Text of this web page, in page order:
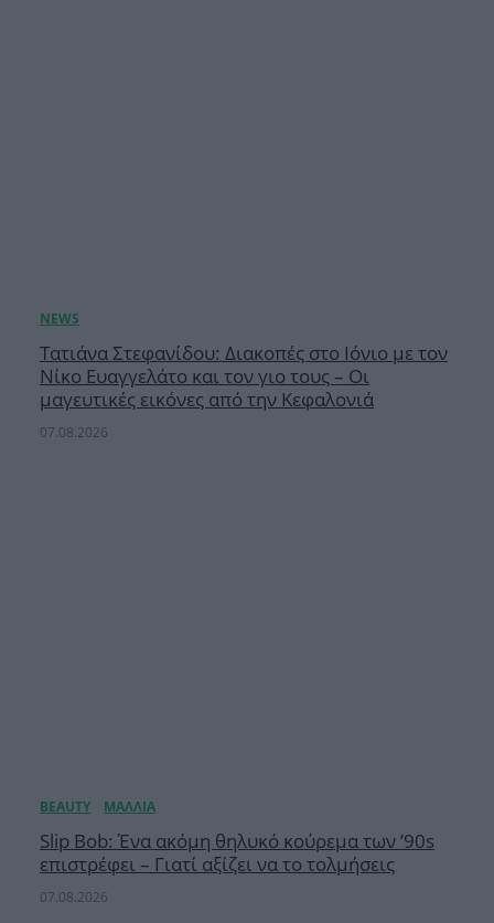
Τατιάνα Στεφανίδου: Διακοπές στο Ιόνιο με τον
Νίκο Ευαγγελάτο και τον γιο τους – Οι
μαγευτικές εικόνες από την Κεφαλονιά
07.08.2026
Slip Bob: Ένα ακόμη θηλυκό κούρεμα των ’90s
επιστρέφει – Γιατί αξίζει να το τολμήσεις
07.08.2026